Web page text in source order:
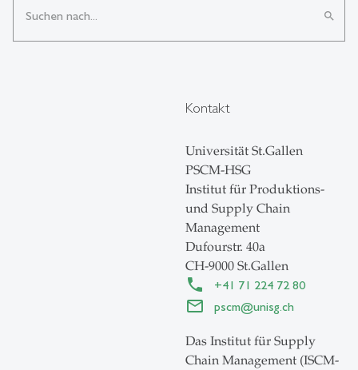
search
Kontakt
Universität St.Gallen
PSCM-HSG
Institut für Produktions-
und Supply Chain
Management
Dufourstr. 40a
CH-9000 St.Gallen
+41 71 224 72 80
pscm@unisg.ch
Das Institut für Supply
Chain Management (ISCM-